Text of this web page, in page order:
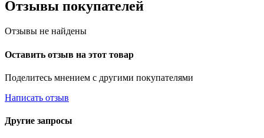
Отзывы покупателей
Отзывы не найдены
Оставить отзыв на этот товар
Поделитесь мнением с другими покупателями
Написать отзыв
Другие запросы